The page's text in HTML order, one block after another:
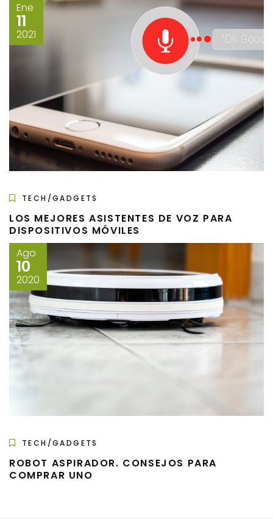
Ene
11
2021
TECH/GADGETS
LOS MEJORES ASISTENTES DE VOZ PARA
DISPOSITIVOS MÓVILES
Ago
10
2020
TECH/GADGETS
ROBOT ASPIRADOR. CONSEJOS PARA
COMPRAR UNO